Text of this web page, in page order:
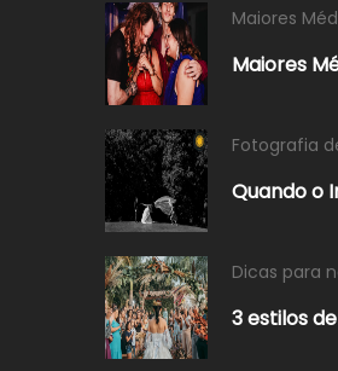
Maiores
Maiores
Fotografia
Quando o
Dicas para
3 estilos